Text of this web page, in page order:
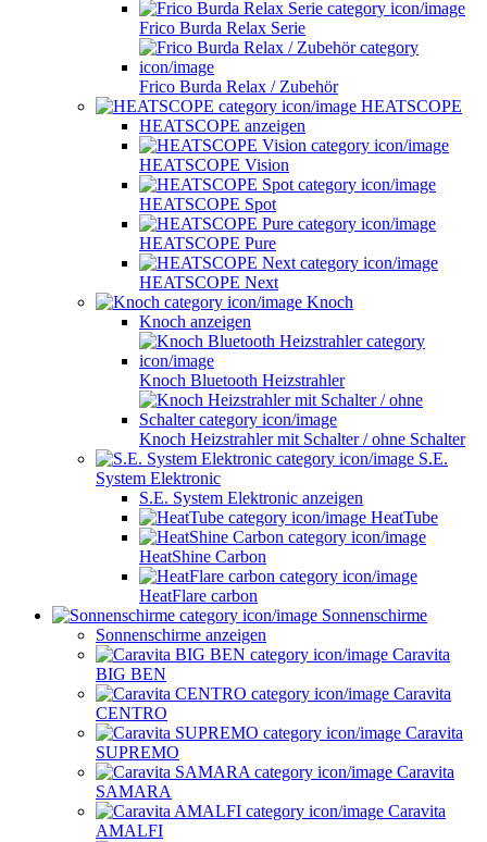
Frico Burda Relax Serie
Frico Burda Relax / Zubehör
HEATSCOPE
HEATSCOPE anzeigen
HEATSCOPE Vision
HEATSCOPE Spot
HEATSCOPE Pure
HEATSCOPE Next
Knoch
Knoch anzeigen
Knoch Bluetooth Heizstrahler
Knoch Heizstrahler mit Schalter / ohne Schalter
S.E.
System Elektronic
S.E. System Elektronic anzeigen
HeatTube
HeatShine Carbon
HeatFlare carbon
Sonnenschirme
Sonnenschirme anzeigen
Caravita
BIG BEN
Caravita
CENTRO
Caravita
SUPREMO
Caravita
SAMARA
Caravita
AMALFI